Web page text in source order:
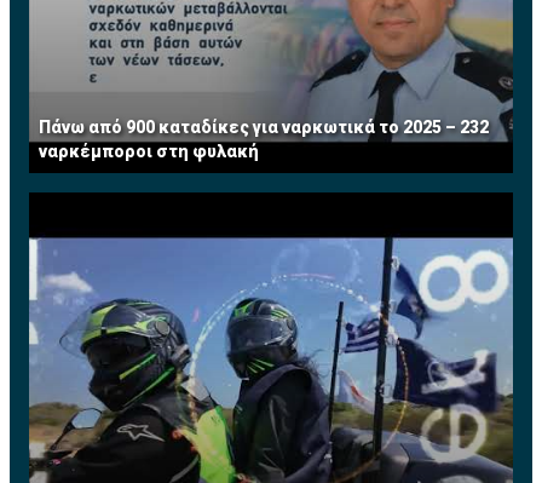
Πάνω από 900 καταδίκες για ναρκωτικά το 2025 – 232
ναρκέμποροι στη φυλακή